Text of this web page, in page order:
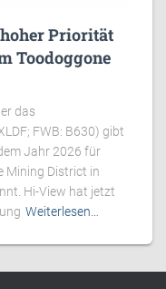
Priorität
Toodoggone
das
FWB: B630) gibt
Jahr 2026 für
Mining District in
Hi-View hat jetzt
Weiterlesen…